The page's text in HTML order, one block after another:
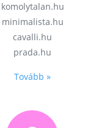
komolytalan.hu
minimalista.hu
cavalli.hu
prada.hu
Tovább »